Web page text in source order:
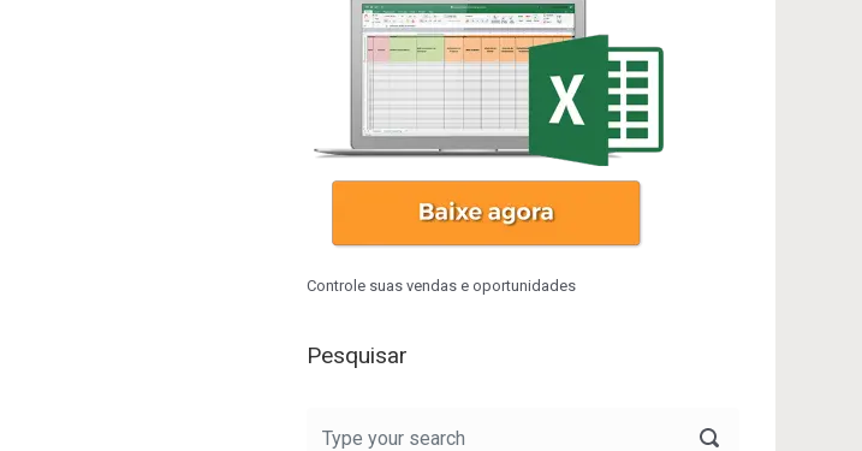
Controle suas vendas e oportunidades
Pesquisar